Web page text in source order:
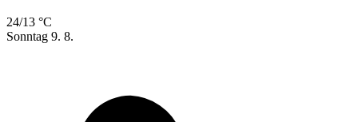
24/13 °C
Sonntag 9. 8.